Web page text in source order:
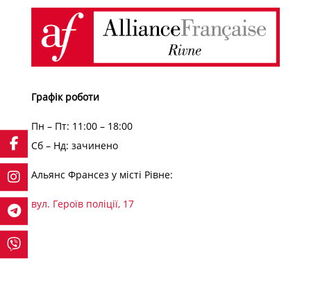
Графік роботи
Пн – Пт: 11:00 – 18:00
Сб – Нд: зачинено
Альянс Франсез у місті Рівне:
вул. Героїв поліції, 17